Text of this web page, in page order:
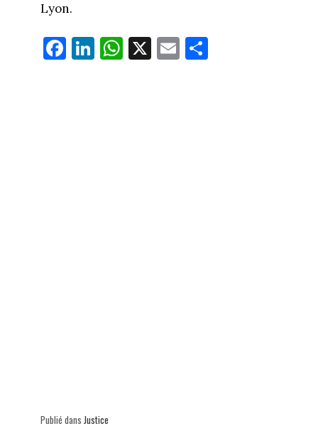
Lyon.
Fa
ce
Li
nk
W
ha
X E
m
Pa
rt
Publié dans Justice